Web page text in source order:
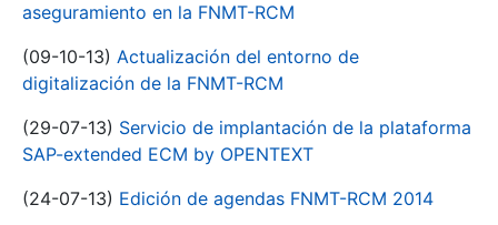
aseguramiento en la FNMT-RCM
(09-10-13) Actualización del entorno de
digitalización de la FNMT-RCM
(29-07-13) Servicio de implantación de la plataforma
SAP-extended ECM by OPENTEXT
(24-07-13) Edición de agendas FNMT-RCM 2014